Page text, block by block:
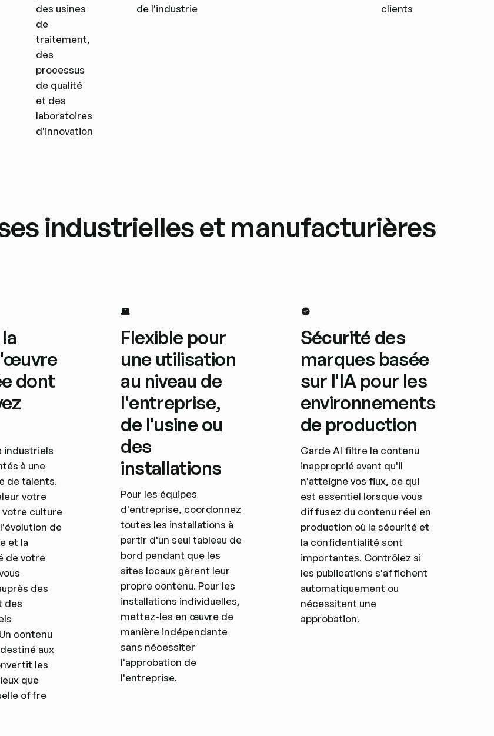
des usines
de
traitement,
des
processus
de qualité
et des
laboratoires
d'innovation
de l'industrie
clients
industrielles et manufacturières
dont
industriels
à une
de talents.
votre
culture
de
et la
de votre
des
des
contenu
aux
les
que
offre
Flexible pour
une utilisation
au niveau de
l'entreprise,
de l'usine ou
des
installations
Pour les équipes
d'entreprise, coordonnez
toutes les installations à
partir d'un seul tableau de
bord pendant que les
sites locaux gèrent leur
propre contenu. Pour les
installations individuelles,
mettez-les en œuvre de
manière indépendante
sans nécessiter
l'approbation de
l'entreprise.
Sécurité des
marques basée
sur l'IA pour les
environnements
de production
Garde AI filtre le contenu
inapproprié avant qu'il
n'atteigne vos flux, ce qui
est essentiel lorsque vous
diffusez du contenu réel en
production où la sécurité et
la confidentialité sont
importantes. Contrôlez si
les publications s'affichent
automatiquement ou
nécessitent une
approbation.